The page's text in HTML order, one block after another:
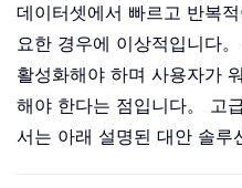
데이터셋에서 빠르고 반복
요한 경우에 이상적입니다
활성화해야 하며 사용자가
해야 한다는 점입니다。 고
서는 아래 설명된 대안 솔루